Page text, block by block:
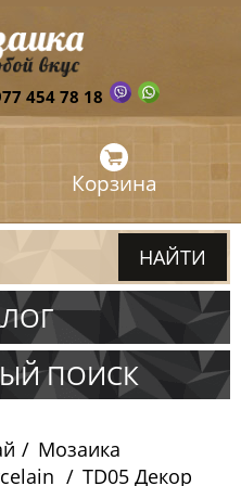
454 78 18
Корзина
ПОИСК
Мозаика
TD05 Декор